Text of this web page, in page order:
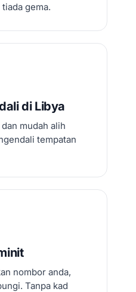
gema.
di Libya
mudah alih
tempatan
nombor anda,
Tanpa kad